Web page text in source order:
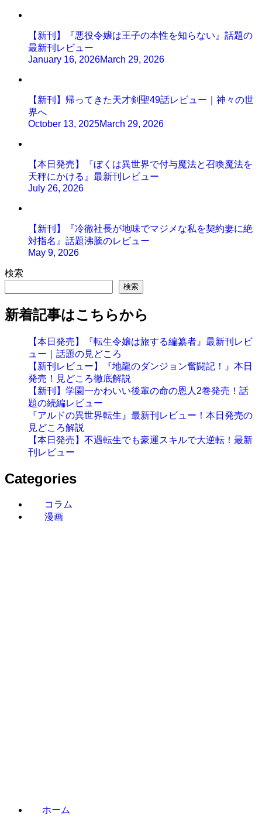
【新刊】『悪役令嬢は王子の本性を知らない』話題の
最新刊レビュー
January 16, 2026March 29, 2026
【新刊】帰ってきた天才剣聖49話レビュー｜神々の世
界へ
October 13, 2025March 29, 2026
【本日発売】『ぼくは異世界で付与魔法と召喚魔法を
天秤にかける』最新刊レビュー
July 26, 2026
【新刊】『冷徹社長が地味でマジメな私を契約妻に絶
対指名』話題沸騰のレビュー
May 9, 2026
検索
検索
新着記事はこちらから
【本日発売】『転生令嬢は旅する編纂者』最新刊レビ
ュー｜話題の見どころ
【新刊レビュー】『地龍のダンジョン奮闘記！』本日
発売！見どころ徹底解説
【新刊】学園一かわいい後輩の命の恩人2巻発売！話
題の続編レビュー
『アルドの異世界転生』最新刊レビュー！本日発売の
見どころ解説
【本日発売】不遇転生でも豪運スキルで大逆転！最新
刊レビュー
Categories
コラム
漫画
ホーム